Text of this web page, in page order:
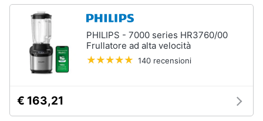
PHILIPS - 7000 series HR3760/00
Frullatore ad alta velocità
140 recensioni
€ 163,21